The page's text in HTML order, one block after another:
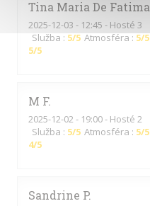
Tina Maria De Fatima
2025-12-03 - 12:45 - Hosté 3
Služba : 5/5 Atmosféra:5/5
5/5
M F
2025-12-02 - 19:00 - Hosté 2
Služba : 5/5 Atmosféra : 5/5
4/5
Sandrine P